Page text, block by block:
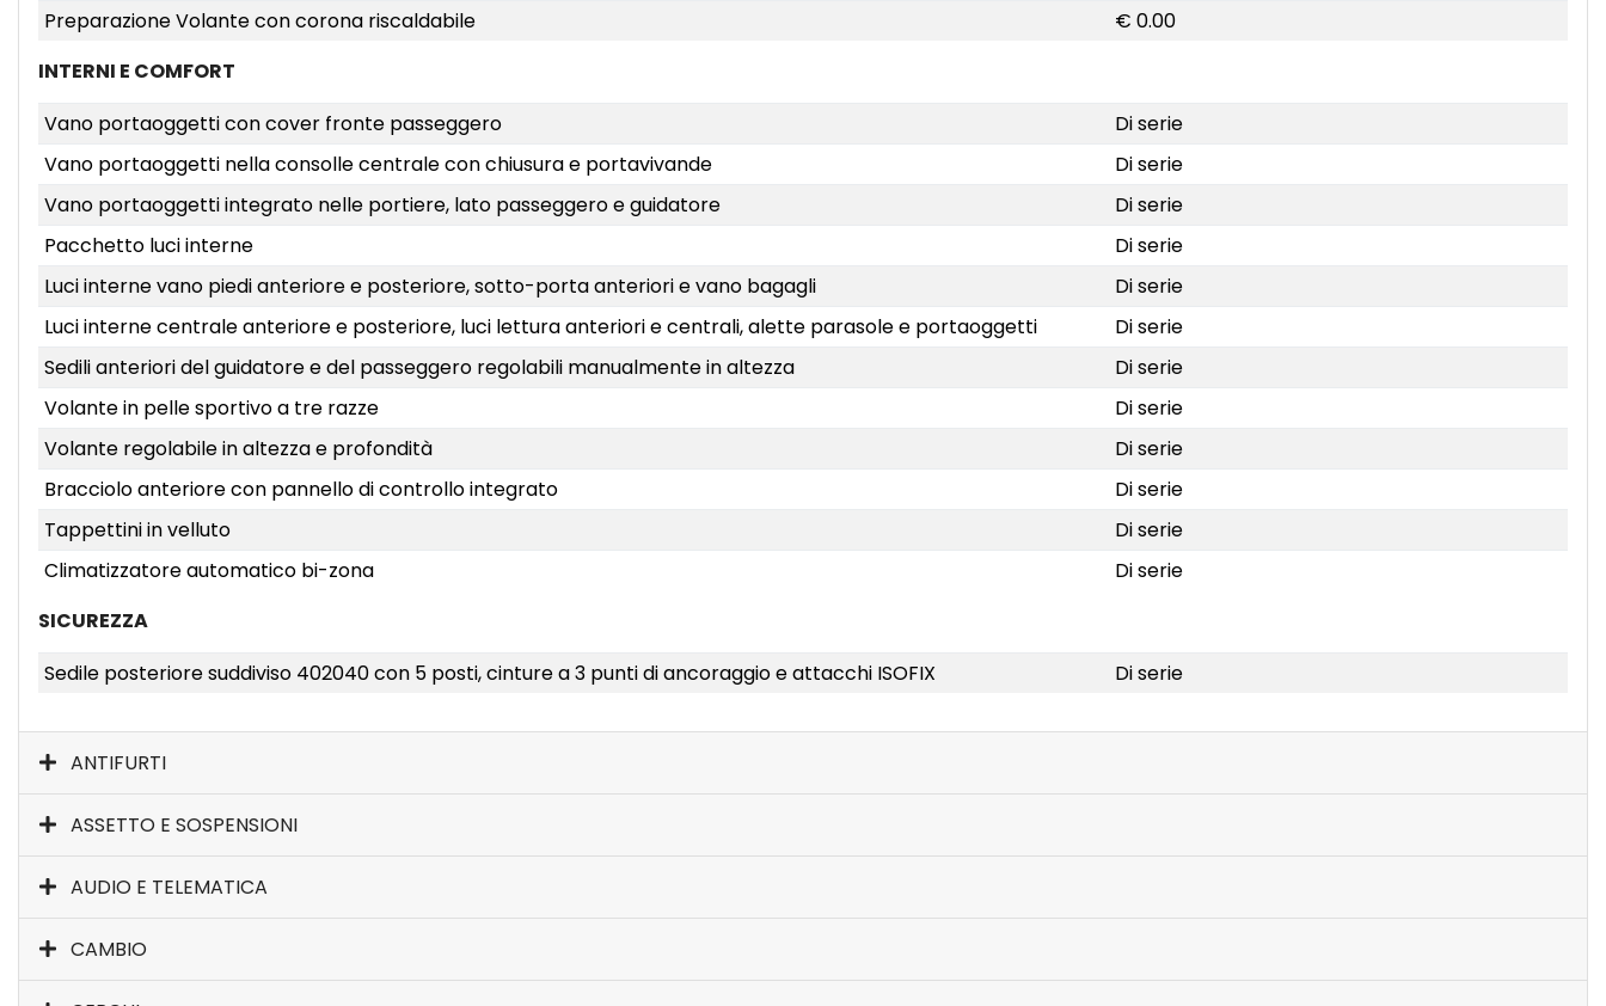
Preparazione Volante con corona riscaldabile
€ 0.00
INTERNI E COMFORT
Vano portaoggetti con cover fronte passeggero
Di serie
Vano portaoggetti nella consolle centrale con chiusura e portavivande
Di serie
Vano portaoggetti integrato nelle portiere, lato passeggero e guidatore
Di serie
Pacchetto luci interne
Di serie
Luci interne vano piedi anteriore e posteriore, sotto-porta anteriori e vano bagagli
Di serie
Luci interne centrale anteriore e posteriore, luci lettura anteriori e centrali, alette parasole e portaoggetti
Di serie
Sedili anteriori del guidatore e del passeggero regolabili manualmente in altezza
Di serie
Volante in pelle sportivo a tre razze
Di serie
Volante regolabile in altezza e profondità
Di serie
Bracciolo anteriore con pannello di controllo integrato
Di serie
Tappettini in velluto
Di serie
Climatizzatore automatico bi-zona
Di serie
SICUREZZA
Sedile posteriore suddiviso 402040 con 5 posti, cinture a 3 punti di ancoraggio e attacchi ISOFIX
Di serie
ANTIFURTI
ASSETTO E SOSPENSIONI
AUDIO E TELEMATICA
CAMBIO